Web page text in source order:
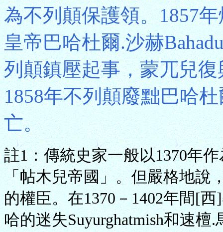
為不列顛保護領。1857
皇帝巴哈杜爾.沙赫
列顛鎮壓起事，蒙兀兒
1858年不列顛廢黜巴哈
亡。
註1：傳統史家一般以1370年
「帖木兒帝國」。但嚴格地說
的權臣。在1370－1402年間[
哈的迷失Suyurghatmish和速檀